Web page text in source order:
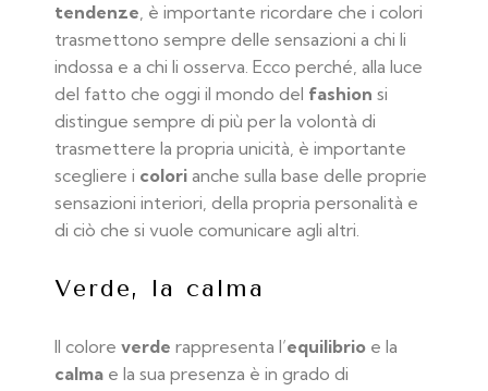
tendenze, è importante ricordare che i colori
trasmettono sempre delle sensazioni a chi li
indossa e a chi li osserva. Ecco perché, alla luce
del fatto che oggi il mondo del fashion si
distingue sempre di più per la volontà di
trasmettere la propria unicità, è importante
scegliere i colorianche sulla base delle proprie
sensazioni interiori, della propria personalità e
di ciò che si vuole comunicare agli altri.
Verde, la calma
Il colore verde rappresenta l’equilibrio e la
calma e la sua presenza è in grado di